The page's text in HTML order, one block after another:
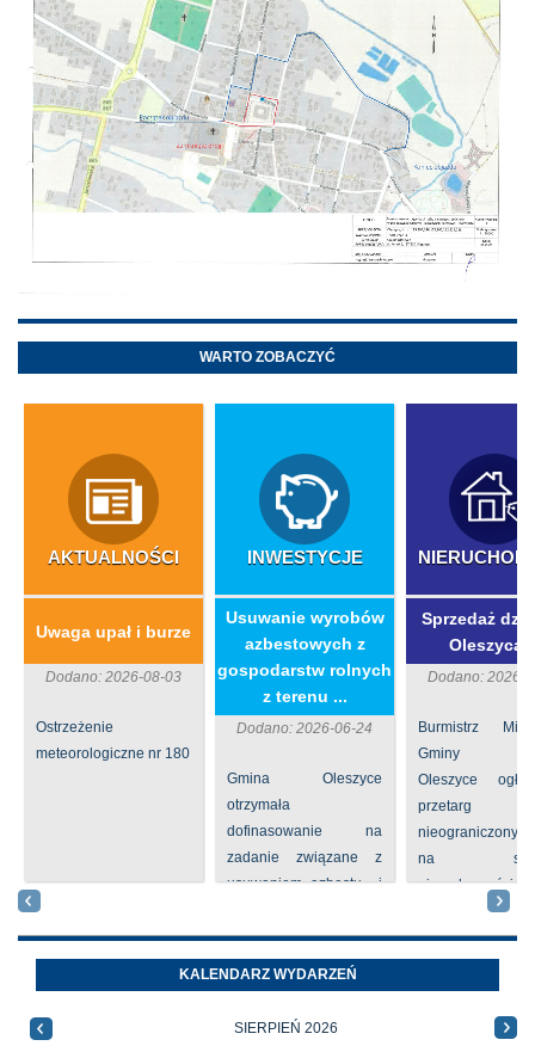
WARTO ZOBACZYĆ
AKTUALNOŚCI
Uwaga upał i burze
Dodano: 2026-08-03
Ostrzeżenie
meteorologiczne nr 180
INWESTYCJE
​Usuwanie wyrobów
azbestowych z
gospodarstw rolnych
z terenu ...
Dodano: 2026-06-24
Gmina Oleszyce
otrzymała
dofinasowanie na
zadanie związane z
usuwaniem azbestu i
azbest w ramach
programu
priorytetowego
NFOŚiGW pn.
Sprzedaż
Dodano: 2026-
Burmistrz
Gminy
Oleszyce
przetarg
nieograniczony
na
nieruchomości nr
Oleszycach
Orzeszkowej.
informacji ...
KALENDARZ WYDARZEŃ
SIERPIEŃ 2026